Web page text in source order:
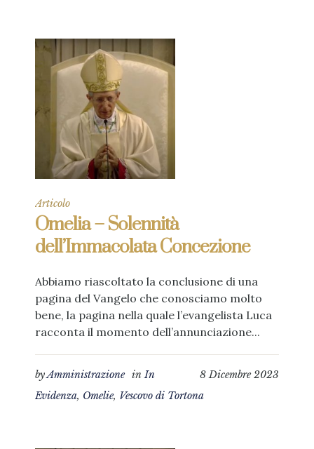
Articolo
Omelia – Solennità
dell’Immacolata Concezione
Abbiamo riascoltato la conclusione di una
pagina del Vangelo che conosciamo molto
bene, la pagina nella quale l’evangelista Luca
racconta il momento dell’annunciazione...
8 Dicembre 2023
byAmministrazione inIn
Evidenza, Omelie, Vescovo di Tortona